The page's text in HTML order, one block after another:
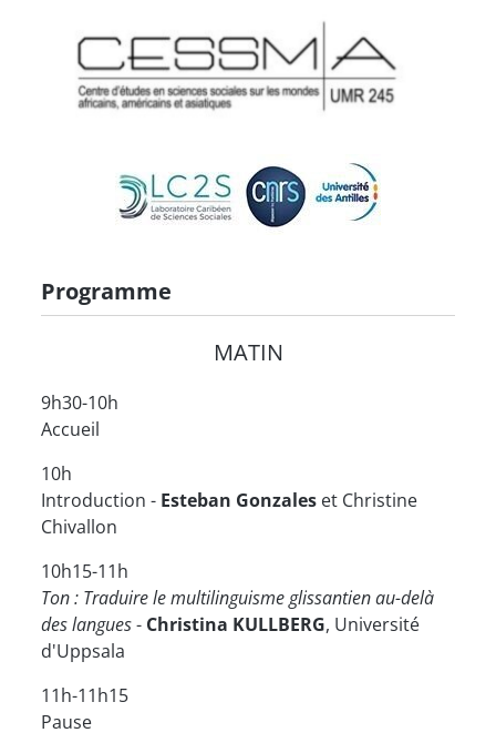
Programme
MATIN
9h30-10h
Accueil
10h
Introduction - Esteban Gonzales et Christine
Chivallon
10h15-11h
Ton : Traduire le multilinguisme glissantien au-delà
des langues- Christina KULLBERG, Université
d'Uppsala
11h-11h15
Pause